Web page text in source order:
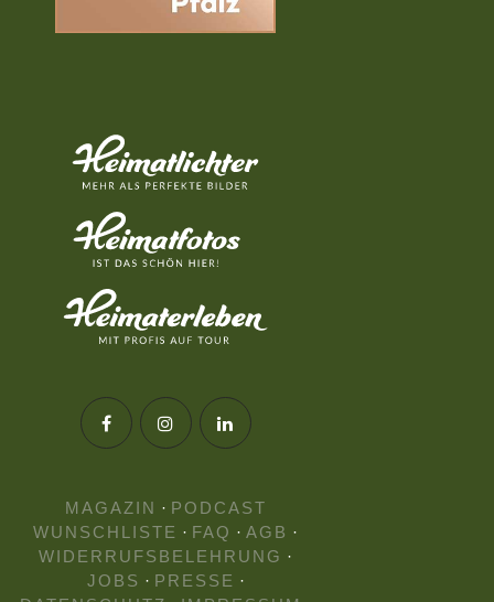
MAGAZIN · PODCAST
WUNSCHLISTE · FAQ · AGB ·
WIDERRUFSBELEHRUNG ·
JOBS · PRESSE ·